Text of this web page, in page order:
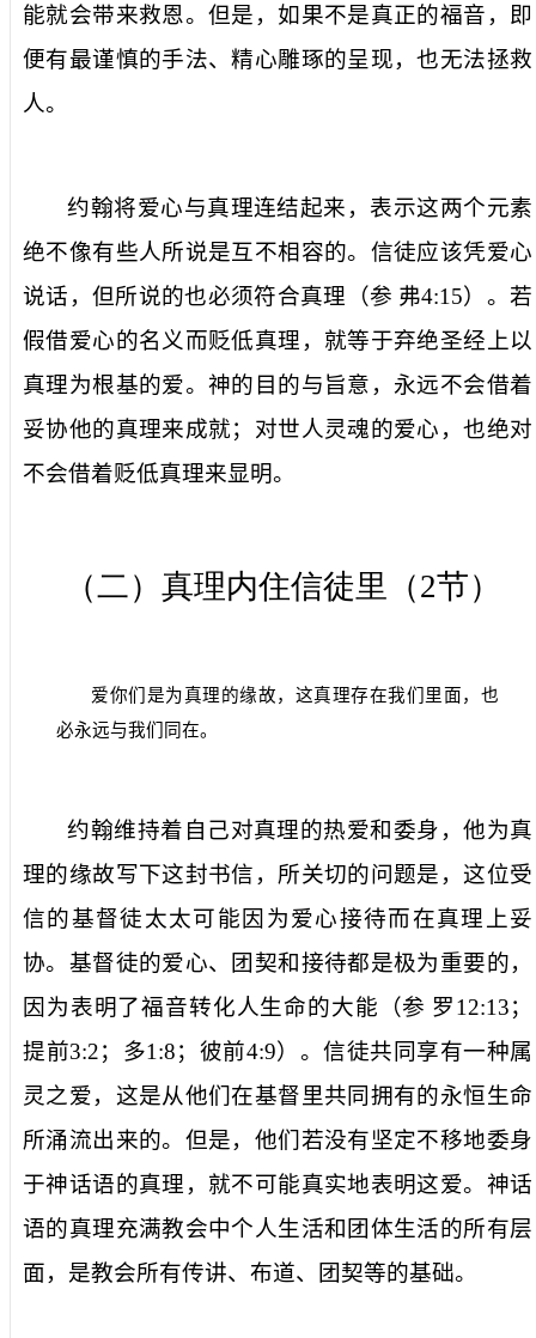
能就会带来救恩。但是，如果不是真正的福音，即
便有最谨慎的手法、精心雕琢的呈现，也无法拯救
人。
约翰将爱心与真理连结起来，表示这两个元素
绝不像有些人所说是互不相容的。信徒应该凭爱心
说话，但所说的也必须符合真理（参 弗4:15）。若
假借爱心的名义而贬低真理，就等于弃绝圣经上以
真理为根基的爱。神的目的与旨意，永远不会借着
妥协他的真理来成就；对世人灵魂的爱心，也绝对
不会借着贬低真理来显明。
（二）真理内住信徒里（2节）
爱你们是为真理的缘故，这真理存在我们里面，也
必永远与我们同在。
约翰维持着自己对真理的热爱和委身，他为真
理的缘故写下这封书信，所关切的问题是，这位受
信的基督徒太太可能因为爱心接待而在真理上妥
协。基督徒的爱心、团契和接待都是极为重要的，
因为表明了福音转化人生命的大能（参 罗12:13；
提前3:2；多1:8；彼前4:9）。信徒共同享有一种属
灵之爱，这是从他们在基督里共同拥有的永恒生命
所涌流出来的。但是，他们若没有坚定不移地委身
于神话语的真理，就不可能真实地表明这爱。神话
语的真理充满教会中个人生活和团体生活的所有层
面，是教会所有传讲、布道、团契等的基础。